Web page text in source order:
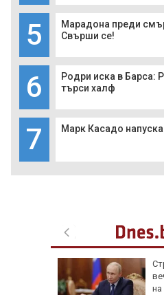
5
Марадона преди
Свърши се!
6
Родри иска в Барса:
търси халф
7 Марк Касадо
на